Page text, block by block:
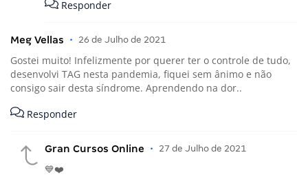
Responder
Meg Vellas • 26 de Julho de 2021
Gostei muito! Infelizmente por querer ter o controle de tudo,
desenvolvi TAG nesta pandemia, fiquei sem ânimo e não
consigo sair desta síndrome. Aprendendo na dor..
Responder
Gran Cursos Online • 27 de Julho de 2021
💙❤️